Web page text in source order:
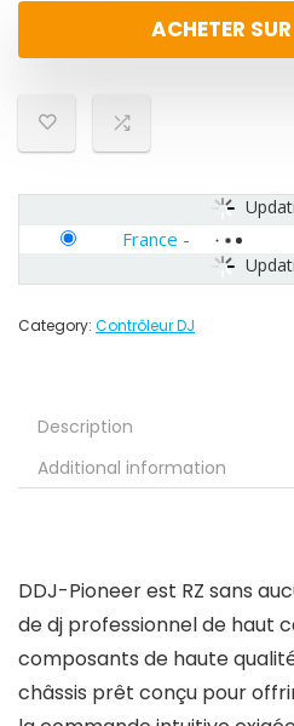
ACHETER
France -
Category: Contrôleur DJ
Description
Additional information
DDJ-Pioneer est RZ sans
de dj professionnel de haut
composants de haute
châssis prêt conçu pour